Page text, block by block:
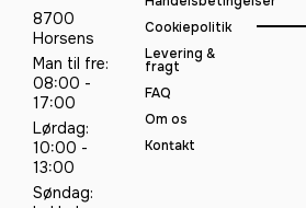
8700
Horsens
Man til fre:
08:00 -
17:00
Lørdag:
10:00 -
13:00
Søndag:
Cookiepolitik
Levering &
fragt
FAQ
Om os
Kontakt